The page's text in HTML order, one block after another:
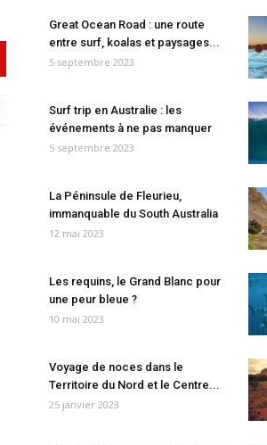
Great Ocean Road : une route
entre surf, koalas et paysages...
5 septembre 2023
Surf trip en Australie : les
événements à ne pas manquer
5 septembre 2023
La Péninsule de Fleurieu,
immanquable du South Australia
12 mai 2023
Les requins, le Grand Blanc pour
une peur bleue ?
10 mai 2023
Voyage de noces dans le
Territoire du Nord et le Centre...
25 janvier 2023